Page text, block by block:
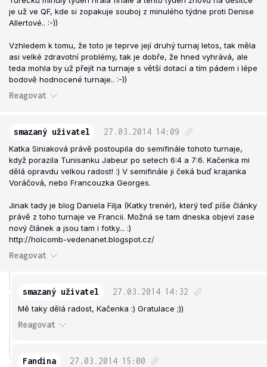
je už ve QF, kde si zopakuje souboj z minulého týdne proti Denise
Allertové.. :-))
Vzhledem k tomu, že toto je teprve její druhý turnaj letos, tak měla
asi velké zdravotní problémy, tak je dobře, že hned vyhrává, ale
teda mohla by už přejít na turnaje s větší dotací a tím pádem i lépe
bodově hodnocené turnaje.. :-))
Reagovat
smazaný uživatel 27.03.2014 14:09
Katka Siniaková právě postoupila do semifinále tohoto turnaje,
když porazila Tunisanku Jabeur po setech 6:4 a 7:6. Kačenka mi
dělá opravdu velkou radost! :) V semifinále ji čeká buď krajanka
Voráčová, nebo Francouzka Georges.
Jinak tady je blog Daniela Filja (Katky trenér), který teď píše články
právě z toho turnaje ve Francii. Možná se tam dneska objeví zase
nový článek a jsou tam i fotky... :)
http://holcomb-vedenanet.blogspot.cz/
Reagovat
smazaný uživatel 27.03.2014 14:32
Mě taky dělá radost, Kačenka :) Gratulace ;))
Reagovat
Fandina 27.03.2014 15:00